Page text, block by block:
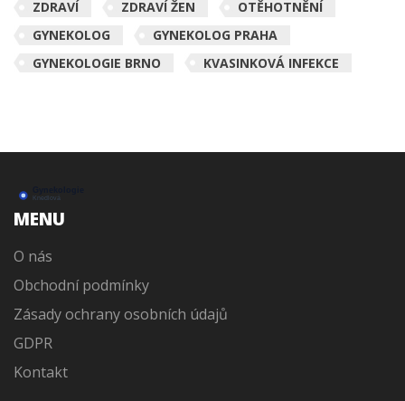
ZDRAVÍ
ZDRAVÍ ŽEN
OTĚHOTNĚNÍ
GYNEKOLOG
GYNEKOLOG PRAHA
GYNEKOLOGIE BRNO
KVASINKOVÁ INFEKCE
MENU
O nás
Obchodní podmínky
Zásady ochrany osobních údajů
GDPR
Kontakt